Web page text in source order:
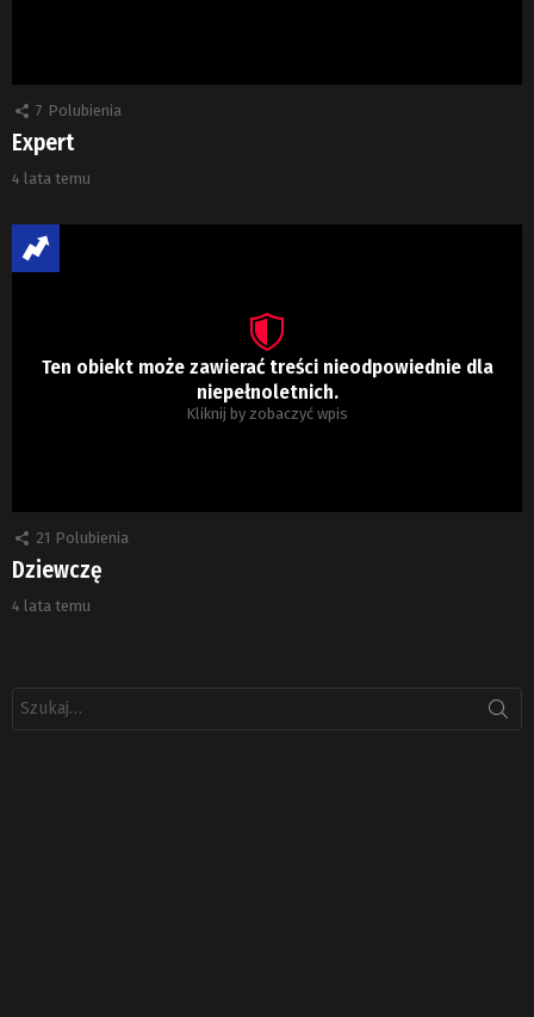
7 Polubienia
Expert
4 lata temu
Ten obiekt może zawierać treści nieodpowiednie dla
niepełnoletnich.
Kliknij by zobaczyć wpis
21 Polubienia
Dziewczę
4 lata temu